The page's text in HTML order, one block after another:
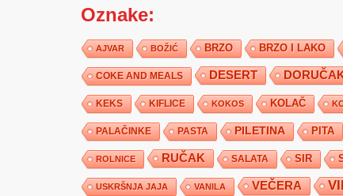
Oznake:
AJVAR BOŽIĆ BRZO BRZO I LAKO
COKE AND MEALS DESERT
KEKS KIFLICE KOKOS KOLAČ
PALAČINKE PASTA PILETINA PITA
ROLNICE RUČAK SALATA SIR
USKRŠNJA JAJA VANILA VEČERA